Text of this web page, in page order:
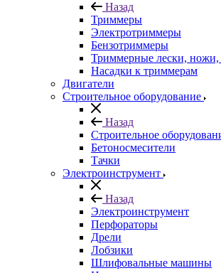
Назад
Триммеры
Электротриммеры
Бензотриммеры
Триммерные лески, ножи,
Насадки к триммерам
Двигатели
Строительное оборудование
Назад
Строительное
Бетоносмесители
Тачки
Электроинструмент
Назад
Электроинструмент
Перфораторы
Дрели
Лобзики
Шлифовальные машины